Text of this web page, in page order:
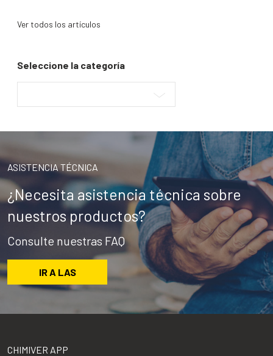
Ver todos los artículos
Seleccione la categoría
ASISTENCIA TÉCNICA
¿Necesita asistencia técnica sobre
nuestros productos?
Consulte nuestras FAQ
IR A LAS
CHIMIVER APP